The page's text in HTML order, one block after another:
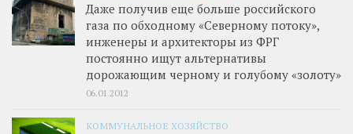
Даже получив еще больше российского
газа по обходному «Северному потоку»,
инженеры и архитекторы из ФРГ
постоянно ищут альтернативы
дорожающим черному и голубому «золоту»
06.01.2012
КОММУНАЛЬНОЕ ХОЗЯЙСТВО